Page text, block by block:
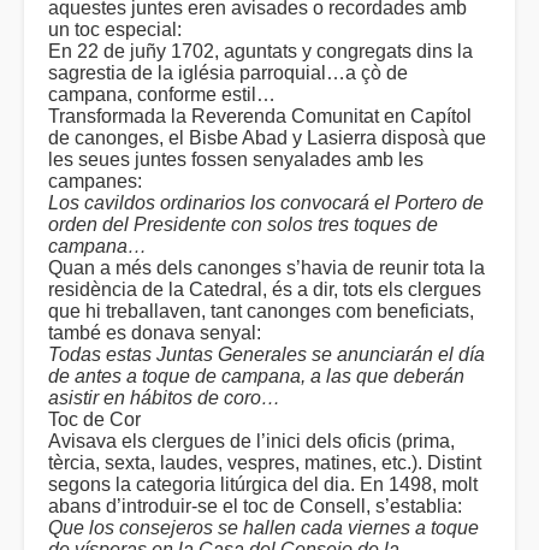
aquestes juntes eren avisades o recordades amb
un toc especial:
En 22 de juñy 1702, aguntats y congregats dins la
sagrestia de la iglésia parroquial…a çò de
campana, conforme estil…
Transformada la Reverenda Comunitat en Capítol
de canonges, el Bisbe Abad y Lasierra disposà que
les seues juntes fossen senyalades amb les
campanes:
Los cavildos ordinarios los convocará el Portero de
orden del Presidente con solos tres toques de
campana…
Quan a més dels canonges s’havia de reunir tota la
residència de la Catedral, és a dir, tots els clergues
que hi treballaven, tant canonges com beneficiats,
també es donava senyal:
Todas estas Juntas Generales se anunciarán el día
de antes a toque de campana, a las que deberán
asistir en hábitos de coro…
Toc de Cor
Avisava els clergues de l’inici dels oficis (prima,
tèrcia, sexta, laudes, vespres, matines, etc.). Distint
segons la categoria litúrgica del dia. En 1498, molt
abans d’introduir-se el toc de Consell, s’establia:
Que los consejeros se hallen cada viernes a toque